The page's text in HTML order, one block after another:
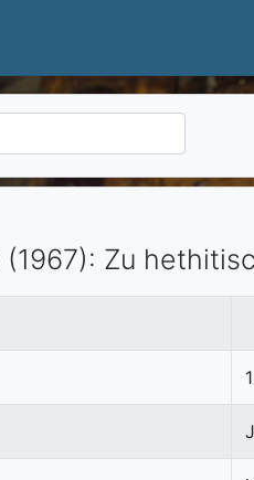
(1967): Zu